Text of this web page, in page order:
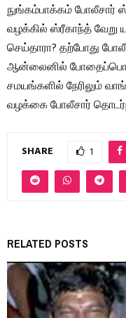
நுங்கம்பாக்கம்
வழக்கில் ஸ்ரீகாந்த்
செய்தாரா? தற்போது
ஆன்லைனில்
சமயங்களில் நேரிலும்
வழக்கை போலீசார்
SHARE 1
RELATED POSTS